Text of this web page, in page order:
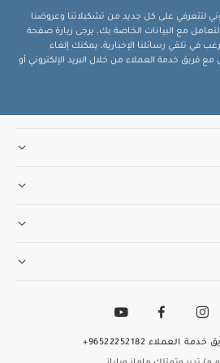
لتتعرفي على كل جديد من تشكيلاتنا وعروضنا
مع البيانات الخاصة بك، يرجى زيارة صفحة
في تلقي رسائلنا الإخبارية، يمكنك إلغاء
فريق خدمة العملاء من خلال البريد الإلكتروني أو
خدمة العملاء 96522252182+